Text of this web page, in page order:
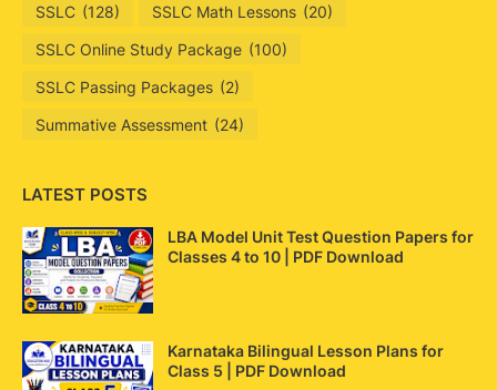
SSLC (128) SSLC Math Lessons (20)
SSLC Online Study Package (100)
SSLC Passing Packages (2)
Summative Assessment (24)
LATEST POSTS
LBA Model Unit Test Question Papers for
Classes 4 to 10 | PDF Download
Karnataka Bilingual Lesson Plans for
Class 5 | PDF Download